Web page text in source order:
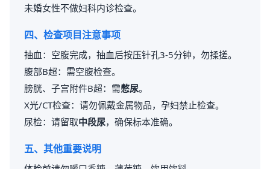
未婚女性不做妇科内诊检查。
四、检查项目注意事项
抽血：空腹完成，抽血后按压针孔3-5分钟，勿揉搓。
腹部B超：需空腹检查。
膀胱、子宫附件B超：需憋尿。
X光/CT检查：请勿佩戴金属物品，孕妇禁止检查。
尿检：请留取中段尿，确保标本准确。
五、其他重要说明